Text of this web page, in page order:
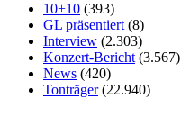
10+10 (393)
GL präsentiert (8)
Interview (2.303)
Konzert-Bericht (3.567)
News (420)
Tonträger(22.940)